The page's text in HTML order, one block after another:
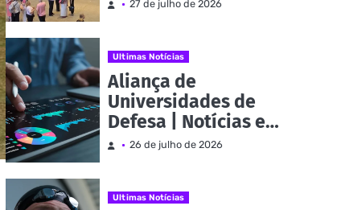
eventos
27 de julho de 2026
Ultimas Notícias
Aliança de
Universidades de
Defesa | Notícias e
eventos
26 de julho de 2026
Ultimas Notícias